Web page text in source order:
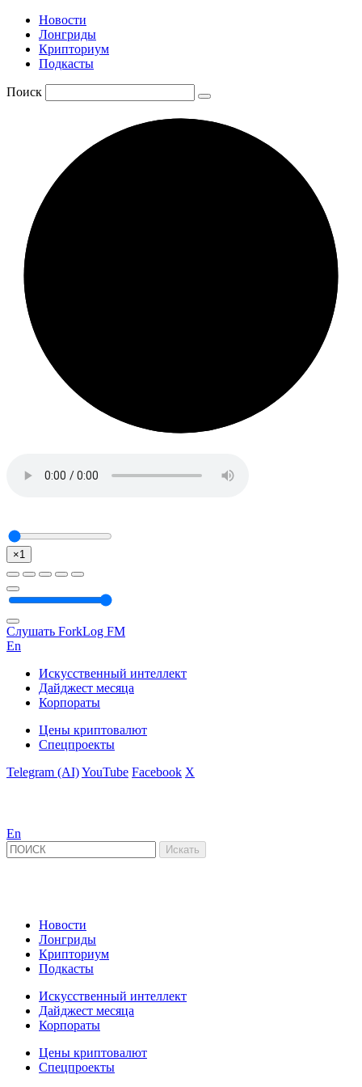
Новости
Лонгриды
Крипториум
Подкасты
Поиск
×1
Слушать ForkLog FM
En
Искусственный интеллект
Дайджест месяца
Корпораты
Цены криптовалют
Спецпроекты
Telegram (AI)YouTube Facebook X
En
Новости
Лонгриды
Крипториум
Подкасты
Искусственный интеллект
Дайджест месяца
Корпораты
Цены криптовалют
Спецпроекты